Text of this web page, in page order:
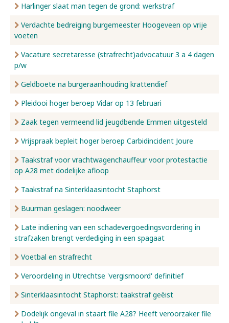
Harlinger slaat man tegen de grond: werkstraf
Verdachte bedreiging burgemeester Hoogeveen op vrije
voeten
Vacature secretaresse (strafrecht)advocatuur 3 a 4 dagen
p/w
Geldboete na burgeraanhouding krattendief
Pleidooi hoger beroep Vidar op 13 februari
Zaak tegen vermeend lid jeugdbende Emmen uitgesteld
Vrijspraak bepleit hoger beroep Carbidincident Joure
Taakstraf voor vrachtwagenchauffeur voor protestactie
op A28 met dodelijke afloop
Taakstraf na Sinterklaasintocht Staphorst
Buurman geslagen: noodweer
Late indiening van een schadevergoedingsvordering in
strafzaken brengt verdediging in een spagaat
Voetbal en strafrecht
Veroordeling in Utrechtse 'vergismoord' definitief
Sinterklaasintocht Staphorst: taakstraf geëist
Dodelijk ongeval in staart file A28? Heeft veroorzaker file